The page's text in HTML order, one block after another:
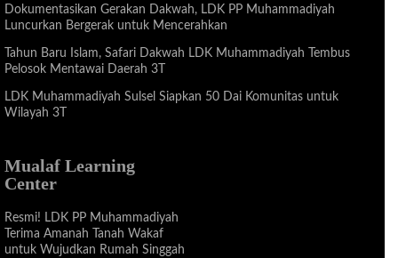
Dokumentasikan Gerakan Dakwah, LDK PP Muhammadiyah
Luncurkan Bergerak untuk Mencerahkan
Tahun Baru Islam, Safari Dakwah LDK Muhammadiyah Tembus
Pelosok Mentawai Daerah 3T
LDK Muhammadiyah Sulsel Siapkan 50 Dai Komunitas untuk
Wilayah 3T
Mualaf Learning
Center
Resmi! LDK PP Muhammadiyah
Terima Amanah Tanah Wakaf
untuk Wujudkan Rumah Singgah